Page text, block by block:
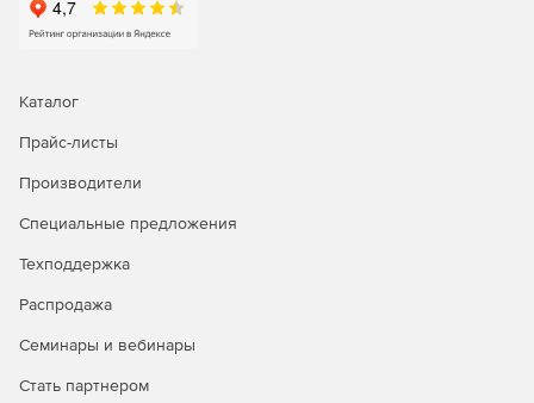
каталога. Это универсальное решение, которое актуально
для компаний на любом этапе перехода на Linux:
для защиты данных и минимизации рисков
Частично перешедших на Linux: обеспечит спокойную
стабильную работу в гибридной среде
Только планирующих переход: даст дополнительную
Каталог
Прайс-листы
Производители
Специальные предложения
Техподдержка
Распродажа
Семинары и вебинары
Стать партнером